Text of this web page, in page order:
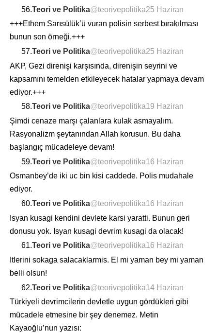
56.Teori ve Politika@teorivepolitika25 Haziran
+++Ethem Sarısülük’ü vuran polisin serbest bırakılması
bunun son örneği.+++
57.Teori ve Politika@teorivepolitika25 Haziran
AKP, Gezi direnişi karşısında, direnişin seyrini ve
kapsamını temelden etkileyecek hatalar yapmaya devam
ediyor.+++
58.Teori ve Politika@teorivepolitika19 Haziran
Şimdi cenaze marşı çalanlara kulak asmayalım.
Rasyonalizm şeytanından Allah korusun. Bu daha
başlangıç mücadeleye devam!
59.Teori ve Politika@teorivepolitika16 Haziran
Osmanbey’de iki uc bin kisi caddede. Polis mudahale
ediyor.
60.Teori ve Politika@teorivepolitika16 Haziran
Isyan kusagi kendini devlete karsi yaratti. Bunun geri
donusu yok. Isyan kusagi devrim kusagi da olacak!
61.Teori ve Politika@teorivepolitika16 Haziran
Itlerini sokaga salacaklarmis. El mi yaman bey mi yaman
belli olsun!
62.Teori ve Politika@teorivepolitika14 Haziran
Türkiyeli devrimcilerin devletle uygun gördükleri gibi
mücadele etmesine bir şey denemez. Metin
Kayaoğlu’nun yazısı: